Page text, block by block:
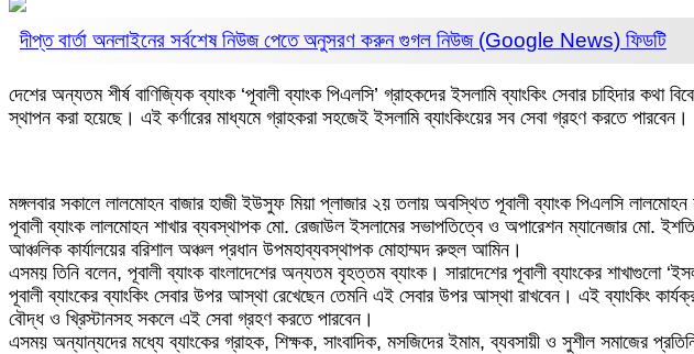
দীপ্ত বার্তা অনলাইনের সর্বশেষ নিউজ পেতে অনুসরণ করুনগুগল নিউজ (Google News) ফিডটি
দেশের অন্যতম শীর্ষ বাণিজ্যিক ব্যাংক ‘পূবালী ব্যাংক পিএলসি’ গ্রাহকদের ইসলামি ব্যাংকিং সেবার চাহিদার কথা
স্থাপন করা হয়েছে। এই কর্ণারের মাধ্যমে গ্রাহকরা সহজেই ইসলামি ব্যাংকিংয়ের সব সেবা গ্রহণ করতে পারবেন।
মঙ্গলবার সকালে লালমোহন বাজার হাজী ইউসুফ মিয়া প্লাজার ২য় তলায় অবস্থিত পূবালী ব্যাংক পিএলসি লালমোহন
পূবালী ব্যাংক লালমোহন শাখার ব্যবস্থাপক মো. রেজাউল ইসলামের সভাপতিত্বে ও অপারেশন ম্যানেজার মো.
আঞ্চলিক কার্যালয়ের বরিশাল অঞ্চল প্রধান উপমহাব্যবস্থাপক মোহাম্মদ রুহুল আমিন।
এসময় তিনি বলেন, পূবালী ব্যাংক বাংলাদেশের অন্যতম বৃহত্তম ব্যাংক। সারাদেশের পূবালী ব্যাংকের শাখাগুলো
পূবালী ব্যাংকের ব্যাংকিং সেবার উপর আস্থা রেখেছেন তেমনি এই সেবার উপর আস্থা রাখবেন। এই ব্যাংকিং
বৌদ্ধ ও খ্রিস্টানসহ সকলে এই সেবা গ্রহণ করতে পারবেন।
এসময় অন্যান্যদের মধ্যে ব্যাংকের গ্রাহক, শিক্ষক, সাংবাদিক, মসজিদের ইমাম, ব্যবসায়ী ও সুশীল সমাজের